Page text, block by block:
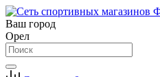
Ваш город
Орел